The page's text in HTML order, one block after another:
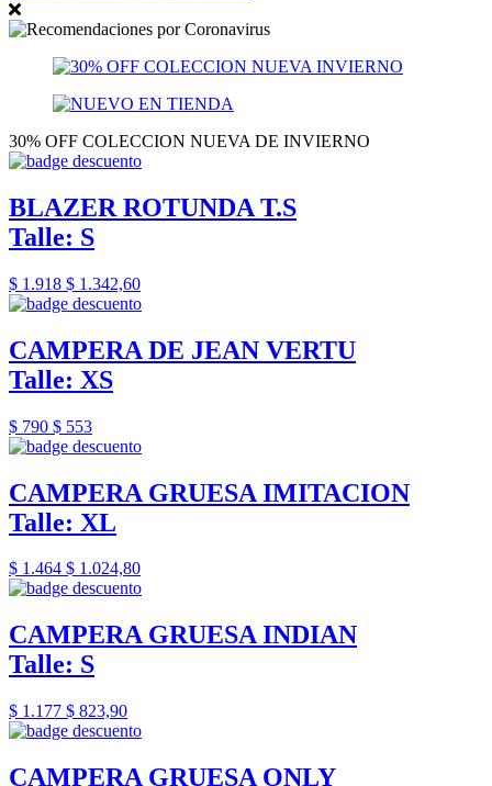
30% OFF COLECCION NUEVA DE INVIERNO
BLAZER ROTUNDA T.S
Talle: S
$ 1.918 $ 1.342,60
CAMPERA DE JEAN VERTU
Talle: XS
$ 790 $ 553
CAMPERA GRUESA IMITACION
Talle: XL
$ 1.464 $ 1.024,80
CAMPERA GRUESA INDIAN
Talle: S
$ 1.177 $ 823,90
CAMPERA GRUESA ONLY